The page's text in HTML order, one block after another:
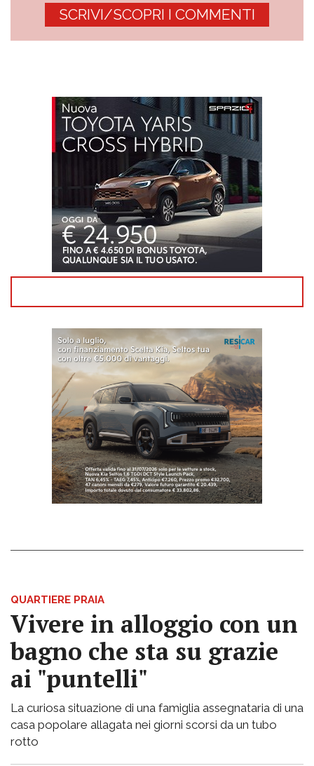
SCRIVI/SCOPRI I COMMENTI
QUARTIERE PRAIA
Vivere in alloggio con un
bagno che sta su grazie
ai "puntelli"
La curiosa situazione di una famiglia assegnataria di una
casa popolare allagata nei giorni scorsi da un tubo
rotto